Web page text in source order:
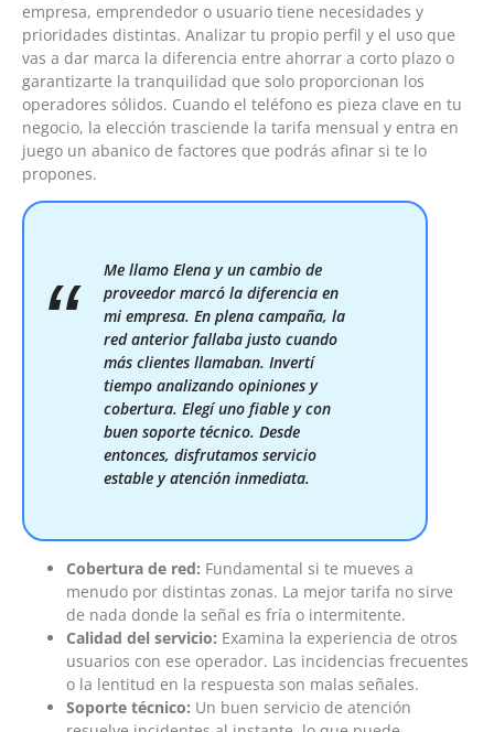
empresa, emprendedor o usuario tiene necesidades y
prioridades distintas. Analizar tu propio perfil y el uso que
vas a dar marca la diferencia entre ahorrar a corto plazo o
garantizarte la tranquilidad que solo proporcionan los
operadores sólidos. Cuando el teléfono es pieza clave en tu
negocio, la elección trasciende la tarifa mensual y entra en
juego un abanico de factores que podrás afinar si te lo
propones.
Me llamo Elena y un cambio de
proveedor marcó la diferencia en
mi empresa. En plena campaña, la
red anterior fallaba justo cuando
más clientes llamaban. Invertí
tiempo analizando opiniones y
cobertura. Elegí uno fiable y con
buen soporte técnico. Desde
entonces, disfrutamos servicio
estable y atención inmediata.
Cobertura de red: Fundamental si te mueves a
menudo por distintas zonas. La mejor tarifa no sirve
de nada donde la señal es fría o intermitente.
Calidad del servicio: Examina la experiencia de otros
usuarios con ese operador. Las incidencias frecuentes
o la lentitud en la respuesta son malas señales.
Soporte técnico: Un buen servicio de atención